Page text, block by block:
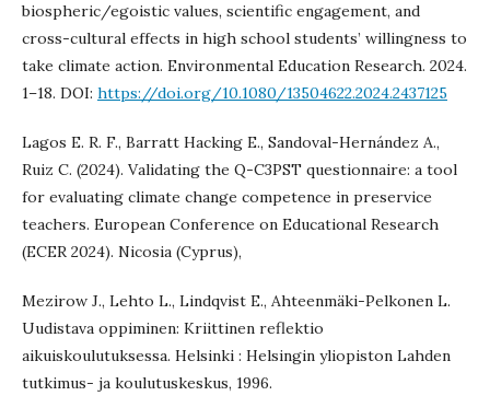
biospheric/egoistic values, scientific engagement, and
cross-cultural effects in high school students’ willingness to
take climate action. Environmental Education Research. 2024.
1–18. DOI: https://doi.org/10.1080/13504622.2024.2437125
Lagos E. R. F., Barratt Hacking E., Sandoval-Hernández A.,
Ruiz C. (2024). Validating the Q-C3PST questionnaire: a tool
for evaluating climate change competence in preservice
teachers. European Conference on Educational Research
(ECER 2024). Nicosia (Cyprus),
Mezirow J., Lehto L., Lindqvist E., Ahteenmäki-Pelkonen L.
Uudistava oppiminen: Kriittinen reflektio
aikuiskoulutuksessa. Helsinki : Helsingin yliopiston Lahden
tutkimus- ja koulutuskeskus, 1996.